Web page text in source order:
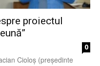
proiectul
0
Cioloș (președinte